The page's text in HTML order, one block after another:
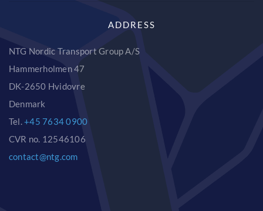
ADDRESS
NTG Nordic Transport Group A/S
Hammerholmen 47
DK-2650 Hvidovre
Denmark
Tel.+45 7634 0900
CVR no. 12546106
contact@ntg.com